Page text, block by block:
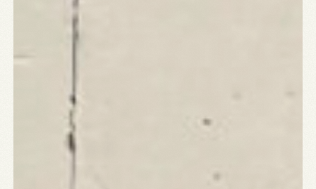
MARIALEI 25
2018 ANTWERPEN
03 290 69 66
HOE GERAAK IK ER?